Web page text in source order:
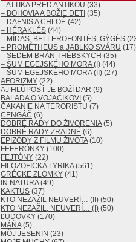
– ATTIKA PRED ANTIKOU (33)
– BOHOVIA A BOŽIE DETI (35)
– DAFNIS A CHLOÉ (42)
– HÉRAKLÉS (44)
– MÍDÁS, BELLEROFONTÉS, GÝGÉS
– PROMÉTHEUS a JABLKO SVÁRU (17)
– SEDEM BRÁN THÉBSKYCH (35)
– ŠUM EGEJSKÉHO MORA (I) (44)
– ŠUM EGEJSKÉHO MORA (II) (27)
AFORIZMY (22)
AJ HLÚPOSŤ JE BOŽÍ DAR (9)
BALADA O VOJAČIKOVI (5)
ČAKANIE NA TERORISTU (7)
CENGÁČ (6)
DOBRÉ RADY DO ŽIVORENIA(5)
DOBRÉ RADY ZRADNÉ (6)
EPIZÓDY Z FILMU ŽIVOTA(10)
FEFERÓNKY (100)
FEJTÓNY (22)
FILOZOFICKÁ LYRIKA(561)
GRÉCKE ZLOMKY (41)
IN NATURA(49)
KAKTUS (37)
KTO NEZAŽIL NEUVERÍ… (II) (50)
KTO NEZAŽIL, NEUVERÍ… (I) (50)
ĽUDOVKY (170)
MÁŇA(5)
MÔJ JESENIN (23)